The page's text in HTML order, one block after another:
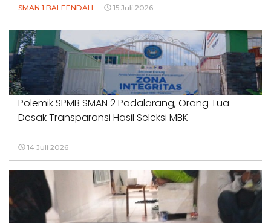
SMAN 1 BALEENDAH 15 Juli 2026
Polemik SPMB SMAN 2 Padalarang, Orang Tua
Desak Transparansi Hasil Seleksi MBK
14 Juli 2026